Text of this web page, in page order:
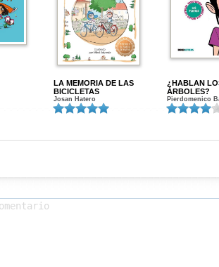
LA MEMORIA DE LAS
BICICLETAS
Josan Hatero
¿HABLAN
ÁRBOLES?
Pierdomenico